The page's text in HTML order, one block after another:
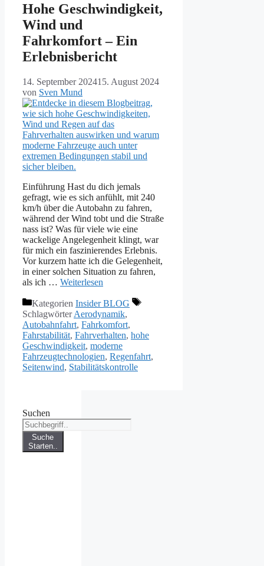
Hohe Geschwindigkeit,
Wind und
Fahrkomfort – Ein
Erlebnisbericht
14. September 202415. August 2024
von Sven Mund
Einführung Hast du dich jemals
gefragt, wie es sich anfühlt, mit 240
km/h über die Autobahn zu fahren,
während der Wind tobt und die Straße
nass ist? Was für viele wie eine
wackelige Angelegenheit klingt, war
für mich ein faszinierendes Erlebnis.
Vor kurzem hatte ich die Gelegenheit,
in einer solchen Situation zu fahren,
als ich … Weiterlesen
Kategorien Insider BLOG
SchlagwörterAerodynamik,
Autobahnfahrt, Fahrkomfort,
Fahrstabilität, Fahrverhalten, hohe
Geschwindigkeit, moderne
Fahrzeugtechnologien, Regenfahrt,
Seitenwind, Stabilitätskontrolle
Suchen
Suche
Starten..